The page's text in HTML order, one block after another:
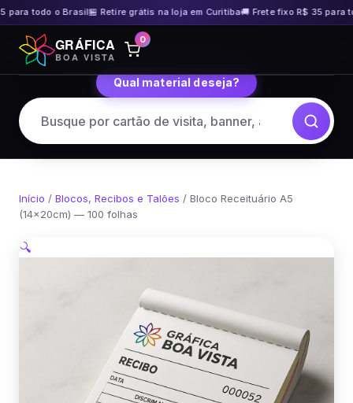
todo o Brasil🏪 Retire grátis na loja em Curitiba🚚 Frete fixo R$ 35 para
Pular
para
o
GRÁFICA
BOA VISTA
0
Qual material deseja?
Início / Blocos, Recibos e Talões / Bloco Receituário A5
(14x20cm) — 100 folhas
🔍